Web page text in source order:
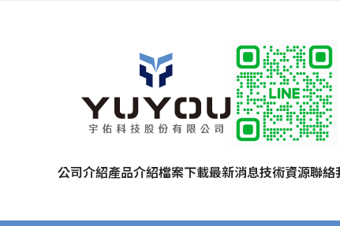
公司介紹產品介紹檔案下載最新消息技術資源聯絡